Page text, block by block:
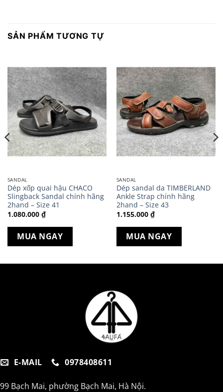
SẢN PHẨM TƯƠNG TỰ
SANDAL
Dép xốp quai hậu CHACO
Slingback Sandal chính hãng
2hand – Size 41
1.080.000 ₫
MUA NGAY
SANDAL
Dép sandal da TIMBERLAND
Ankle Strap chính hãng
2hand – Size 43
1.155.000 ₫
MUA NGAY
E-MAIL 0978408611
99 Bạch Mai, phường Bạch Mai, Hà Nội.